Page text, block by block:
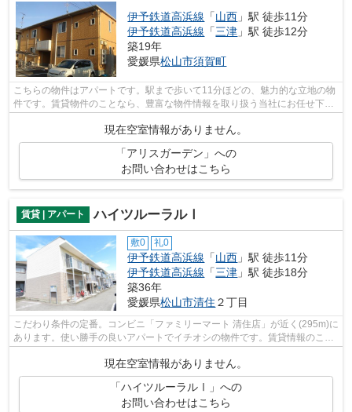
伊予鉄道高浜線 「山西 」駅 徒歩11分
伊予鉄道高浜線 「三津 」駅 徒歩12分
築19年
愛媛県松山市須賀町
こちらの物件はアパートです。駅まで歩いて11分ほどの、魅力的な立地の物
件です。賃貸物件のことなら、豊富な物件情報を取り扱う当社にお任せ下さ
現在空室情報がありません。
「アリスガーデン」への
お問い合わせはこちら
賃貸 | アパート ハイツルーラルⅠ
敷0 礼0
伊予鉄道高浜線 「山西 」駅 徒歩11分
伊予鉄道高浜線 「三津 」駅 徒歩18分
築36年
愛媛県松山市清住 ２丁目
こだわり条件の定番。コンビニ「ファミリーマート 清住店」が近く(295m)に
あります。使い勝手の良いアパートでイチオシの物件です。賃貸情報のこと
現在空室情報がありません。
「ハイツルーラルⅠ」への
お問い合わせはこちら